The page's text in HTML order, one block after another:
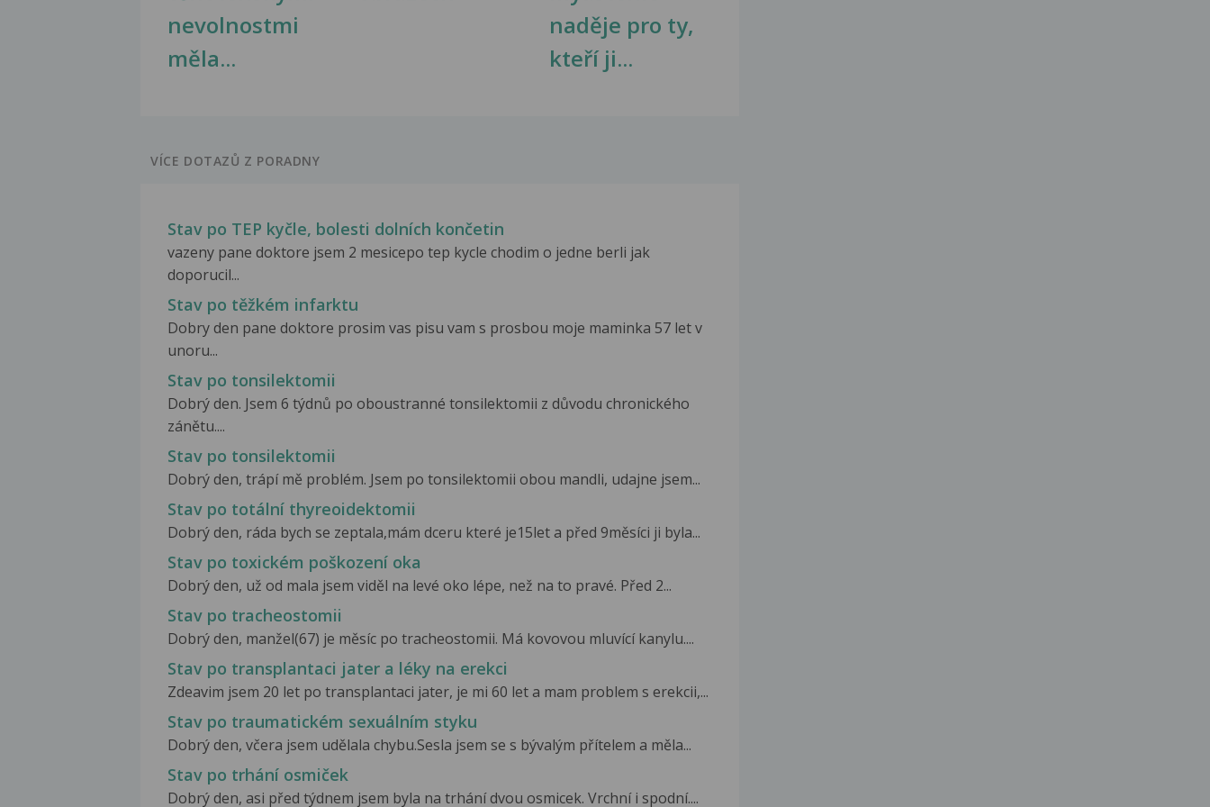
nevolnostmi
měla...
naděje pro ty,
kteří ji...
VÍCE DOTAZŮ Z PORADNY
Stav po TEP kyčle, bolesti dolních končetin
vazeny pane doktore jsem 2 mesicepo tep kycle chodim o jedne berli jak
doporucil...
Stav po těžkém infarktu
Dobry den pane doktore prosim vas pisu vam s prosbou moje maminka 57 let v
unoru...
Stav po tonsilektomii
Dobrý den. Jsem 6 týdnů po oboustranné tonsilektomii z důvodu chronického
zánětu....
Stav po tonsilektomii
Dobrý den, trápí mě problém. Jsem po tonsilektomii obou mandli, udajne jsem...
Stav po totální thyreoidektomii
Dobrý den, ráda bych se zeptala,mám dceru které je15let a před 9měsíci ji byla...
Stav po toxickém poškození oka
Dobrý den, už od mala jsem viděl na levé oko lépe, než na to pravé. Před 2...
Stav po tracheostomii
Dobrý den, manžel(67) je měsíc po tracheostomii. Má kovovou mluvící kanylu....
Stav po transplantaci jater a léky na erekci
Zdeavim jsem 20 let po transplantaci jater, je mi 60 let a mam problem s erekcii,...
Stav po traumatickém sexuálním styku
Dobrý den, včera jsem udělala chybu.Sesla jsem se s bývalým přítelem a měla...
Stav po trhání osmiček
Dobrý den, asi před týdnem jsem byla na trhání dvou osmicek. Vrchní i spodní....